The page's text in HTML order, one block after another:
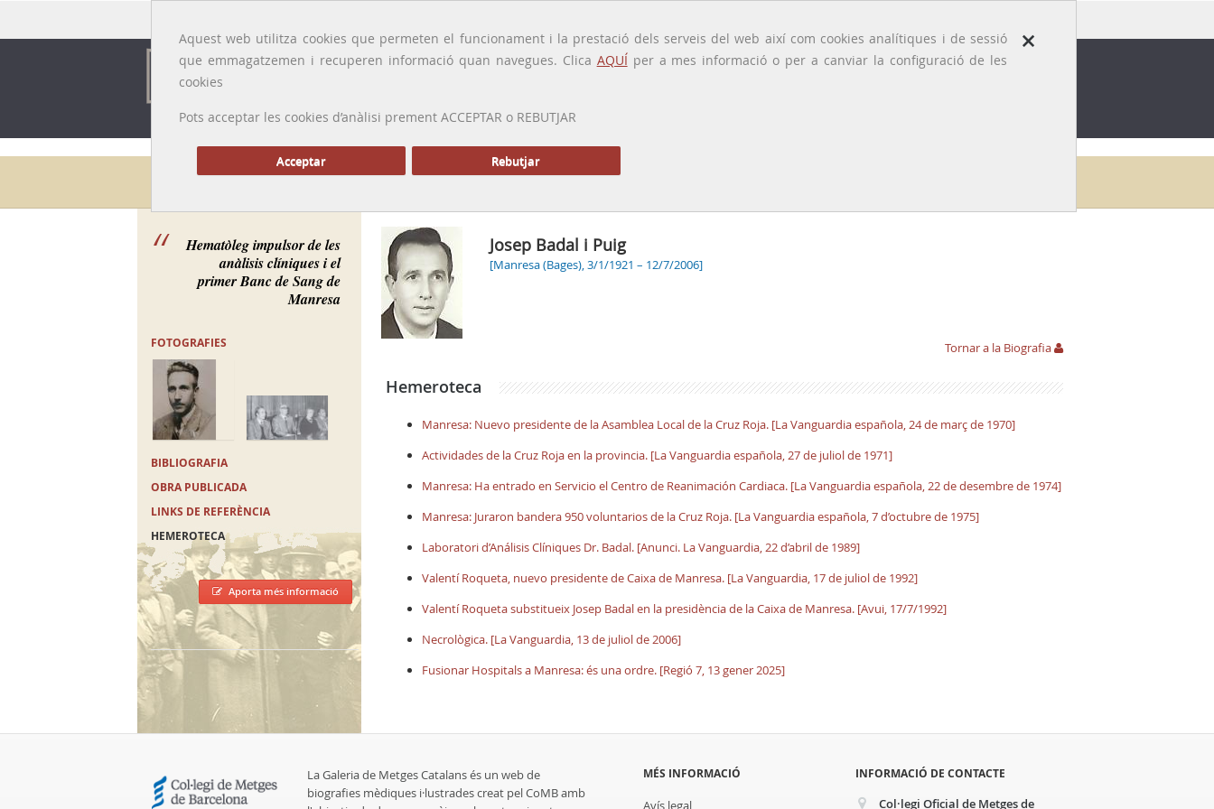
×
Aquest web utilitza cookies que permeten el funcionament i la prestació dels serveis del web així com cookies analítiques i de sessió
que emmagatzemen i recuperen informació quan navegues. Clica AQUÍper a mes informació o per a canviar la configuració de les
cookies
Pots acceptar les cookies d’anàlisi prement ACCEPTAR o REBUTJAR
Acceptar Rebutjar
PRESENTACIÓ GALERIA
Galeria de metges
Hematòleg impulsor de les
anàlisis clíniques i el
primer Banc de Sang de
Manresa
FOTOGRAFIES
BIBLIOGRAFIA
OBRA PUBLICADA
LINKS DE REFERÈNCIA
HEMEROTECA
Aporta més informació
Josep Badal i Puig
[Manresa (Bages), 3/1/1921 – 12/7/2006]
Tornar a la Biografia
Hemeroteca
Manresa: Nuevo presidente de la Asamblea Local de la Cruz Roja. [La Vanguardia española, 24 de març de 1970]
Actividades de la Cruz Roja en la provincia. [La Vanguardia española, 27 de juliol de 1971]
Manresa: Ha entrado en Servicio el Centro de Reanimación Cardiaca. [La Vanguardia española, 22 de desembre de 1974]
Manresa: Juraron bandera 950 voluntarios de la Cruz Roja. [La Vanguardia española, 7 d’octubre de 1975]
Laboratori d’Análisis Clíniques Dr. Badal. [Anunci. La Vanguardia, 22 d’abril de 1989]
Valentí Roqueta, nuevo presidente de Caixa de Manresa. [La Vanguardia, 17 de juliol de 1992]
Valentí Roqueta substitueix Josep Badal en la presidència de la Caixa de Manresa. [Avui, 17/7/1992]
Necrològica. [La Vanguardia, 13 de juliol de 2006]
Fusionar Hospitals a Manresa: és una ordre. [Regió 7, 13 gener 2025]
La Galeria de Metges Catalans és un web de
biografies mèdiques i·lustrades creat pel CoMB amb
MÉS INFORMACIÓ
Avís legal
INFORMACIÓ DE CONTACTE
Col·legi Oficial de Metges de